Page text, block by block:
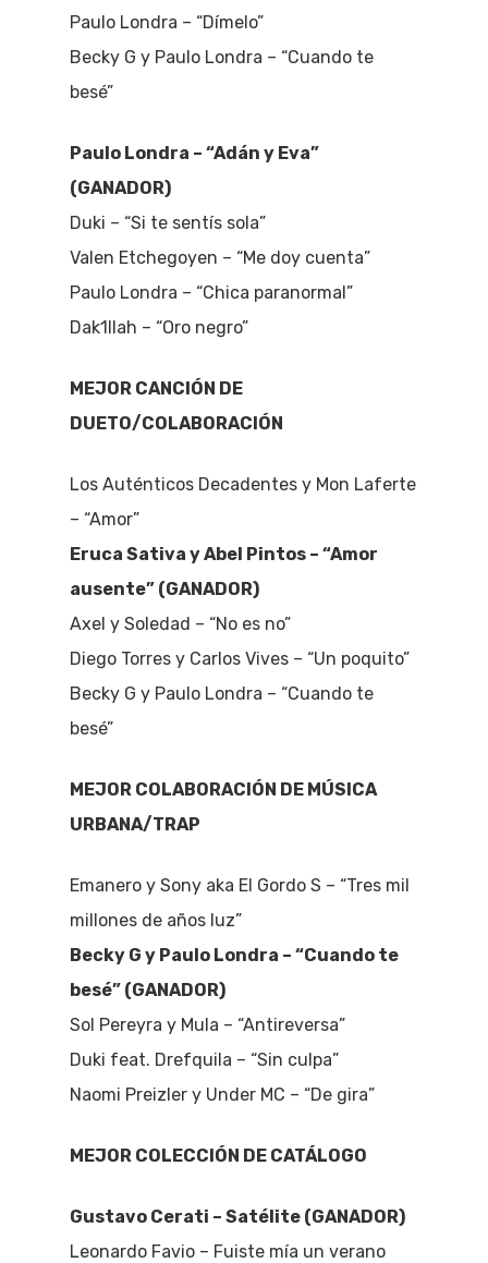
Paulo Londra – “Dímelo”
Becky G y Paulo Londra – “Cuando te
besé”
Paulo Londra – “Adán y Eva”
(GANADOR)
Duki – “Si te sentís sola”
Valen Etchegoyen – “Me doy cuenta”
Paulo Londra – “Chica paranormal”
Dak1llah – “Oro negro”
MEJOR CANCIÓN DE
DUETO/COLABORACIÓN
Los Auténticos Decadentes y Mon Laferte
– “Amor”
Eruca Sativa y Abel Pintos – “Amor
ausente” (GANADOR)
Axel y Soledad – “No es no”
Diego Torres y Carlos Vives – “Un poquito”
Becky G y Paulo Londra – “Cuando te
besé”
MEJOR COLABORACIÓN DE MÚSICA
URBANA/TRAP
Emanero y Sony aka El Gordo S – “Tres mil
millones de años luz”
Becky G y Paulo Londra – “Cuando te
besé” (GANADOR)
Sol Pereyra y Mula – “Antireversa”
Duki feat. Drefquila – “Sin culpa”
Naomi Preizler y Under MC – “De gira”
MEJOR COLECCIÓN DE CATÁLOGO
Gustavo Cerati – Satélite (GANADOR)
Leonardo Favio – Fuiste mía un verano